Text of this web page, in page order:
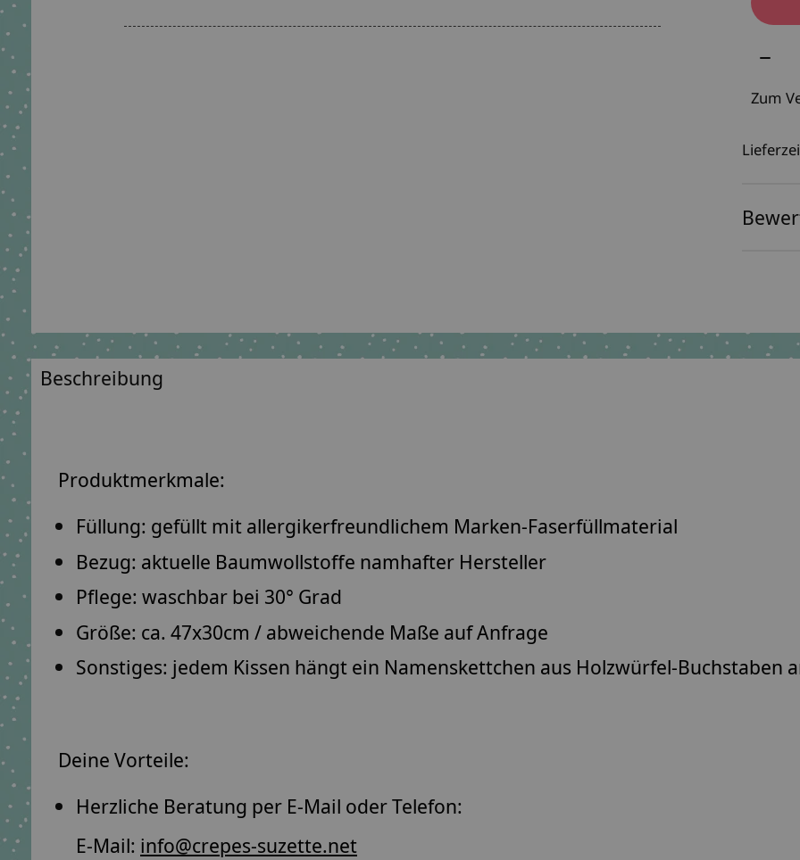
Zum
Beschreibung
Produktmerkmale:
Füllung: gefüllt mitallergikerfreundlichem Marken-Faserfüllmaterial
Bezug: aktuelle Baumwollstoffe namhafter Hersteller
Pflege: waschbar bei 30° Grad
Größe: ca. 47x30cm / abweichende Maße auf Anfrage
Sonstiges: jedem Kissen hängt ein Namenskettchen aus Holzwürfel-Buchstaben
Deine Vorteile:
Herzliche Beratung per E-Mail oder Telefon:
E-Mail: info@crepes-suzette.net